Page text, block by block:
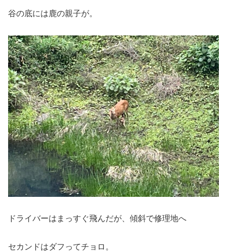
谷の底には鹿の親子が。
ドライバーはまっすぐ飛んだが、傾斜で修理地へ
セカンドはダフってチョロ。